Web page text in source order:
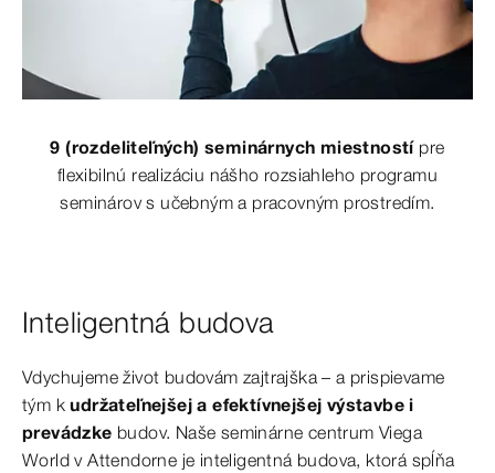
9 (rozdeliteľných) seminárnych miestností pre
flexibilnú realizáciu nášho rozsiahleho programu
seminárov s učebným a pracovným prostredím.
Inteligentná budova
Vdychujeme život budovám zajtrajška – a prispievame
tým kudržateľnejšej a efektívnejšej výstavbe i
prevádzke budov. Naše seminárne centrum Viega
World v Attendorne je inteligentná budova, ktorá spĺňa